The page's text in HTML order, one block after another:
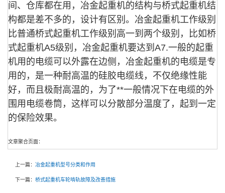
间、仓库都在用，冶金起重机的结构与桥式起重机结
构都是差不多的，设计有区别。冶金起重机工作级别
比普通桥式起重机工作级别高一到两个级别，比如桥
式起重机A5级别，冶金起重机要达到A7.一般的起重
机用的电缆可以外露在边侧，冶金起重机的电缆是专
用的，是一种耐高温的硅胶电缆线，不仅绝缘性能
好，而且极耐高温的，为了**一般情况下在电缆的外
围用电缆卷筒，这样可以分散部分温度了，起到一定
的保险效果。
文章聚合页面：
上一篇： 冶金起重机型号分类和作用
下一篇： 桥式起重机车轮啃轨故障及改善措施